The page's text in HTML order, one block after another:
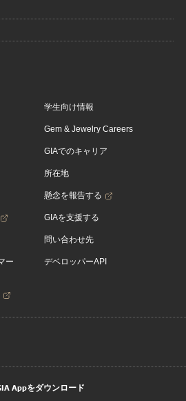
ー
学生向け情報
Gem & Jewelry Careers
GIAでのキャリア
所在地
懸念を報告する
GIAを支援する
問い合わせ先
デベロッパーAPI
Appをダウンロード